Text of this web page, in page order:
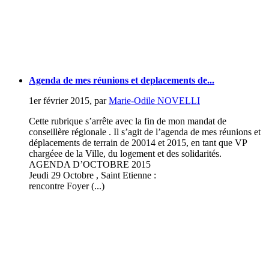
Agenda de mes réunions et deplacements de...
1er février 2015, parMarie-Odile NOVELLI
Cette rubrique s’arrête avec la fin de mon mandat de
conseillère régionale . Il s’agit de l’agenda de mes réunions et
déplacements de terrain de 20014 et 2015, en tant que VP
chargéee de la Ville, du logement et des solidarités.
AGENDA D’OCTOBRE 2015
Jeudi 29 Octobre , Saint Etienne :
rencontre Foyer (...)